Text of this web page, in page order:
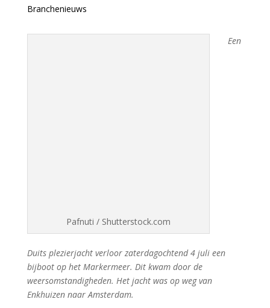
Branchenieuws
Pafnuti / Shutterstock.com
Een
Duits plezierjacht verloor zaterdagochtend 4 juli een
bijboot op het Markermeer. Dit kwam door de
weersomstandigheden. Het jacht was op weg van
Enkhuizen naar Amsterdam.